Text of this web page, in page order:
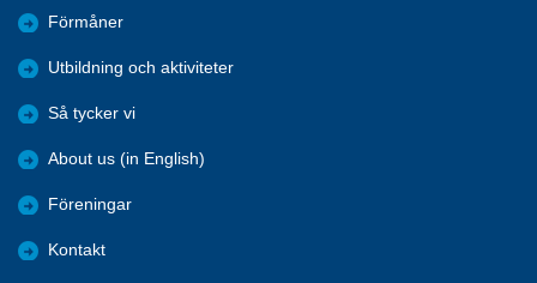
Förmåner
Utbildning och aktiviteter
Så tycker vi
About us (in English)
Föreningar
Kontakt